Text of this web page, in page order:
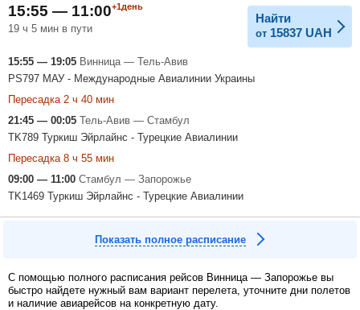
15:55 — 11:00+1день
19 ч 5 мин в пути
Найти
от 15837 UAH
15:55 — 19:05 Винница — Тель-Авив
PS797 МАУ - Международные Авиалинии Украины
Пересадка 2 ч 40 мин
21:45 — 00:05 Тель-Авив — Стамбул
TK789 Туркиш Эйрлайнс - Турецкие Авиалинии
Пересадка 8 ч 55 мин
09:00 — 11:00 Стамбул — Запорожье
TK1469 Туркиш Эйрлайнс - Турецкие Авиалинии
Показать полное расписание
С помощью полного расписания рейсов Винница — Запорожье вы
быстро найдете нужный вам вариант перелета, уточните дни полетов
и наличие авиарейсов на конкретную дату.